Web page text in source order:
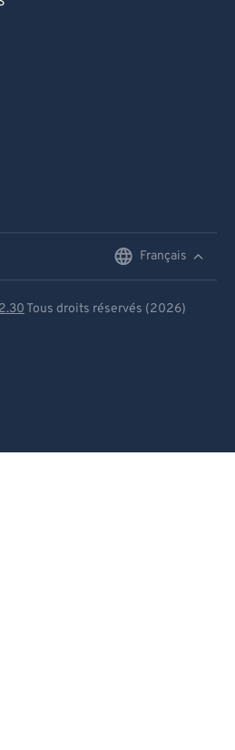
Français
Tous droits réservés (2026)